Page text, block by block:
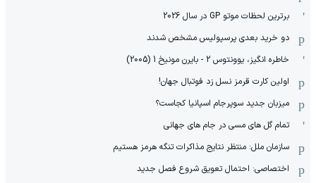
برترین لحظات موتو GP در سال 2026
دو خرید بعدی پرسپولیس مشخص شدند
خاطره انگیز، یوونتوس 2 - بایرن مونیخ 1 (2005)
اولین کارت قرمز نسل زد فوتبال جهان!
میزبان جدید سوپرجام اسپانیا کجاست؟
تمام گل های مسی در جام های جهانی
سازمان ملل: منتظر نتایج مذاکرات تنگه هرمز هستیم
اختصاصی: احتمال تعویق شروع فصل جدید